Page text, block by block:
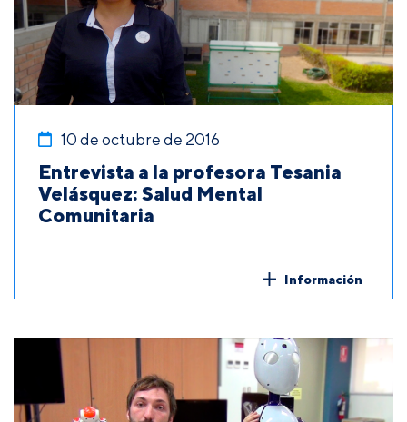
10 de octubre de 2016
Entrevista a la profesora Tesania
Velásquez: Salud Mental
Comunitaria
Información